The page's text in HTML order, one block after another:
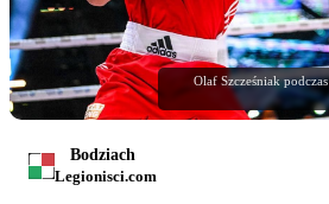
Olaf Szcześniak
Bodziach
Legionisci.com